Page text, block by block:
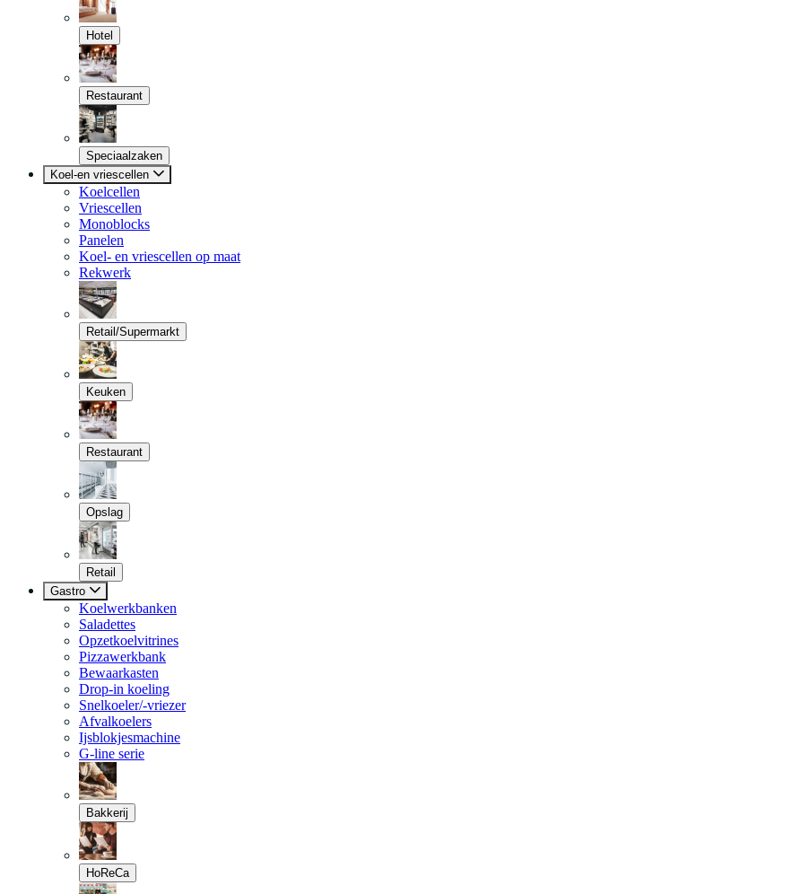
Hotel
Restaurant
Speciaalzaken
Koel-en vriescellen
Koelcellen
Vriescellen
Monoblocks
Panelen
Koel- en vriescellen op maat
Rekwerk
Retail/Supermarkt
Keuken
Restaurant
Opslag
Retail
Gastro
Koelwerkbanken
Saladettes
Opzetkoelvitrines
Pizzawerkbank
Bewaarkasten
Drop-in koeling
Snelkoeler/-vriezer
Afvalkoelers
Ijsblokjesmachine
G-line serie
Bakkerij
HoReCa